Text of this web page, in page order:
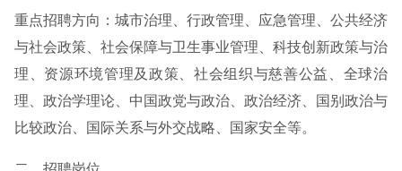
重点招聘方向：城市治理、行政管理、应急管理、公共经济
与社会政策、社会保障与卫生事业管理、科技创新政策与治
理、资源环境管理及政策、社会组织与慈善公益、全球治
理、政治学理论、中国政党与政治、政治经济、国别政治与
比较政治、国际关系与外交战略、国家安全等。